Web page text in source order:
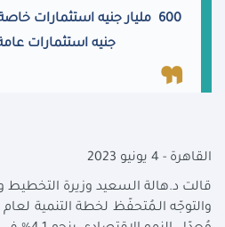
جنيه استثمارات
القاهرة - 4 يونيو 2023
قالت د.هالة السعيد وزيرة التخطيط